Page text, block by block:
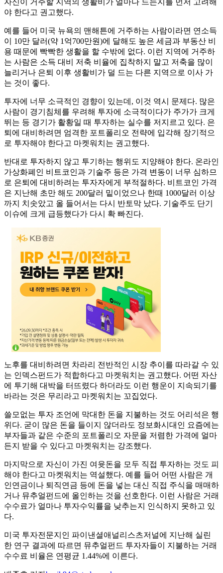
자신이 거주할 지역의 생활비가 얼마나 드는지를 먼저 고려해
야 한다고 권고했다.
예를 들어 미국 뉴욕의 맨해튼에 거주하는 사람이라면 연소득
이 10만 달러(약 1억700만원)에 달해도 높은 세금과 부동산 비
용 때문에 빡빡한 생활을 할 수밖에 없다. 이런 지역에 거주하
는 사람은 소득 대비 저축 비율에 집착하지 말고 저축을 많이
늘리거나 은퇴 이후 생활비가 덜 드는 다른 지역으로 이사 가
는 것이 좋다.
투자에 너무 소극적인 경향이 있는데, 이것 역시 문제다. 많은
사람이 경기침체를 우려해 투자에 소극적이다가 주가가 크게
뛰는 등 경기가 활황일 때 투자하는 실수를 저지르고 있다. 은
퇴에 대비하려면 엄격한 포트폴리오 전략에 입각해 장기적으
로 투자해야 한다고 마켓워치는 권고했다.
반대로 투자하지 않고 투기하는 행위도 지양해야 한다. 온라인
가상화폐인 비트코인과 기술주 등은 가격 변동이 너무 심하므
로 은퇴에 대비하려는 투자자에게 부적절하다. 비트코인 가격
은 지난해 초만 해도 200달러 밑이었으나 한때 1000달러 이상
까지 치솟았고 올 들어서는 다시 반토막 났다. 기술주도 단기
이슈에 크게 급등했다가 다시 확 빠진다.
노후를 대비하려면 차라리 전반적인 시장 추이를 따라갈 수 있
는 인덱스펀드가 적합하다고 마켓워치는 권고했다. 어떤 자산
에 투기해 대박을 터뜨렸다 하더라도 이런 행운이 지속되기를
바라는 것은 무리라고 마켓워치는 꼬집었다.
쓸모없는 투자 조언에 막대한 돈을 지불하는 것도 어리석은 행
위다. 굳이 많은 돈을 들이지 않더라도 정보화시대인 요즘에는
부자들과 같은 수준의 포트폴리오 자문을 저렴한 가격에 얼마
든지 받을 수 있다고 마켓워치는 강조했다.
마지막으로 자신이 가진 여윳돈을 모두 직접 투자하는 것도 피
해야 한다고 마켓워치는 역설했다. 예를 들어 어떤 사람은 개
인연금이나 퇴직연금 등에 돈을 넣는 대신 직접 주식을 매매하
거나 뮤추얼펀드에 올인하는 것을 선호한다. 이런 사람은 거래
수수료가 얼마나 투자수익률을 낮추는지 인식하지 못하고 있
다.
미국 투자전문지인 파이낸셜애널리스츠저널에 지난해 실린
한 연구 결과에 따르면 뮤추얼펀드 투자자들이 지불하는 거래
수수료 비율은 연평균 1.44%에 이른다.